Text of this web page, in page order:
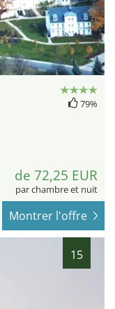
79%
de 72,25 EUR
par chambre et nuit
Montrer l'offre
15